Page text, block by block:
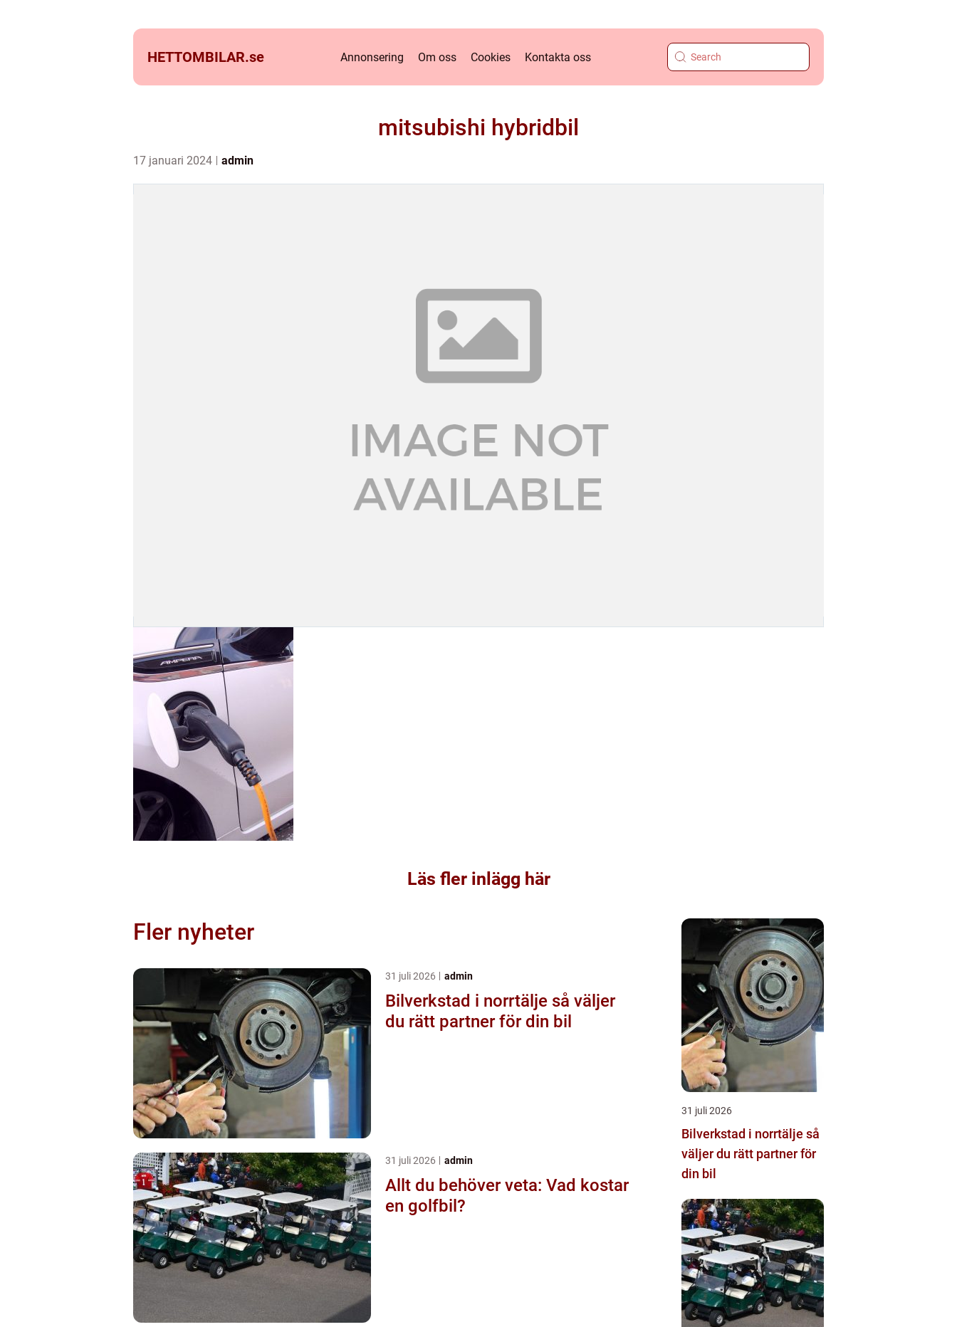
HETTOMBILAR.se Annonsering Om oss Cookies Kontakta oss
mitsubishi hybridbil
17 januari 2024 admin
Läs fler inlägg här
Fler nyheter
31 juli 2026 admin
Bilverkstad i norrtälje så väljer
du rätt partner för din bil
31 juli 2026 admin
Allt du behöver veta: Vad kostar
en golfbil?
31 juli 2026
Bilverkstad i norrtälje så
väljer du rätt partner för
din bil